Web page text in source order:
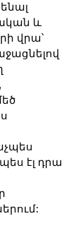
և
վրա՝
էլ դրա